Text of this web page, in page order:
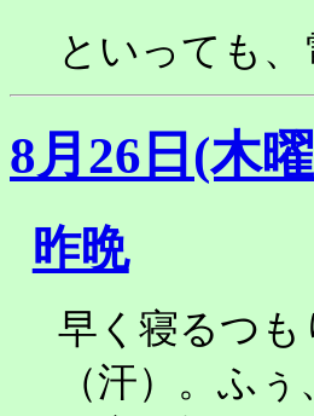
といっても
8月26日(木
昨晩
早く寝るつも
（汗）。ふ